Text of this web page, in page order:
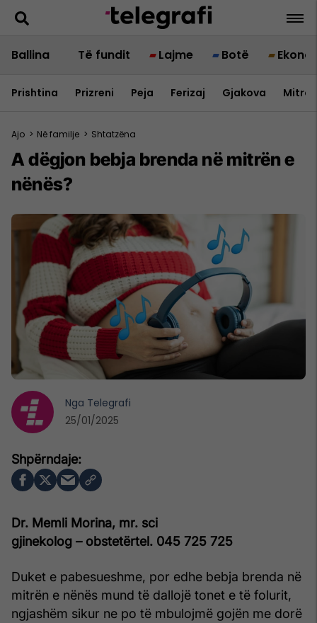
Ballina Të fundit Lajme Botë
Prishtina Prizreni Peja Ferizaj Gjakova
Ajo > Në familje > Shtatzëna
A dëgjon bebja brenda në mitrën e
nënës?
Dr. Memli Morina, mr. sci
gjinekolog – obstetërtel. 045 725 725
Duket e pabesueshme, por edhe bebja brenda në
mitrën e nënës mund të dallojë tonet e të folurit,
ngjashëm sikur ne po të mbulojmë gojën me dorë
Nga Telegrafi
25/01/2025